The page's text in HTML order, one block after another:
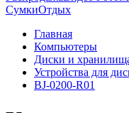
СумкиОтдых
Главная
Компьютеры
Диски и
Устройства для
BJ-0200-R01